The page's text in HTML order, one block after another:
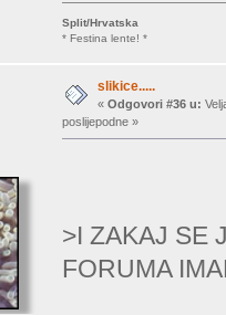
Split/Hrvatska
* Festina lente! *
slikice.....
« Odgovori #36 u:
poslijepodne »
>I ZAKAJ SE
FORUMA